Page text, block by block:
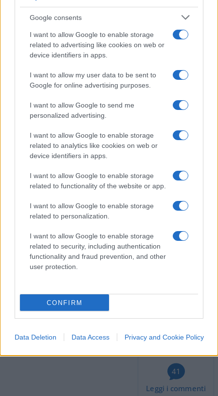
Google consents
I want to allow Google to enable storage
related to advertising like cookies on web or
device identifiers in apps.
I want to allow my user data to be sent to
Google for online advertising purposes.
I want to allow Google to send me
personalized advertising.
I want to allow Google to enable storage
related to analytics like cookies on web or
device identifiers in apps.
I want to allow Google to enable storage
related to functionality of the website or app.
I want to allow Google to enable storage
related to personalization.
I want to allow Google to enable storage
related to security, including authentication
functionality and fraud prevention, and other
user protection.
CONFIRM
Data Deletion Data Access Privacy and Cookie Policy
apertamente.
Il governo anziché tagliare che fa? Fa lo spot con
la signora elegante, ovviamente in bicicletta per
rispettare il politically correcteco-estremista, che
alla produzione, nonall’impresa privata. Perché
quello che i giovani devono cercare è un “posto”
tanto tempo libero, magari da destinare
alla recitazione o altri hobby.
Questo è l’insegnamento che il Ministero della
Funzione Pubblica vuole dare ai giovani italiani,
del resto col 65% di tasse e contributi in Italia
produrre e provarci è impossibile!
Andrea Bernaudo, 22 settembre 2023
#POSTO FISSO
#PUBBLICA AMMINISTRAZIONE
41
Leggi i commenti